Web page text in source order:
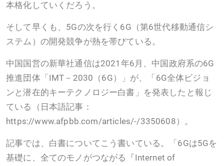
本格化していくだろう。
そして早くも、5Gの次を行く6G（第6世代移動通信シ
ステム）の開発競争が熱を帯びている。
中国国営の新華社通信は2021年6月、中国政府系の6G
推進団体「IMT－2030（6G）」が、「6G全体ビジョ
ンと潜在的キーテクノロジー白書」を発表したと報じ
ている（日本語記事：
https://www.afpbb.com/articles/-/3350608）。
記事では、白書についてこう書いている。「6Gは5Gを
基礎に、全てのモノがつながる『Internet of